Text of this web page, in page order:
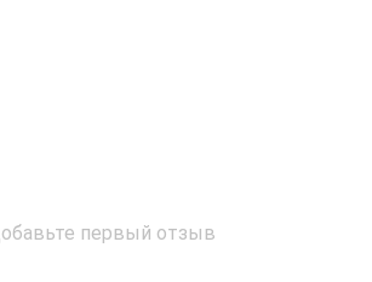
первый отзыв